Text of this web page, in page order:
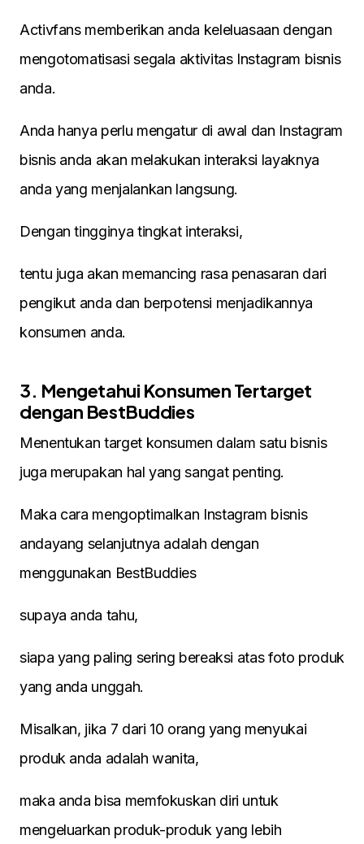
Activfans memberikan anda keleluasaan dengan
mengotomatisasi segala aktivitas Instagram bisnis
anda.
Anda hanya perlu mengatur di awal dan Instagram
bisnis anda akan melakukan interaksi layaknya
anda yang menjalankan langsung.
Dengan tingginya tingkat interaksi,
tentu juga akan memancing rasa penasaran dari
pengikut anda dan berpotensi menjadikannya
konsumen anda.
3. Mengetahui Konsumen Tertarget
dengan BestBuddies
Menentukan target konsumen dalam satu bisnis
juga merupakan hal yang sangat penting.
Maka cara mengoptimalkan Instagram bisnis
andayang selanjutnya adalah dengan
menggunakan BestBuddies
supaya anda tahu,
siapa yang paling sering bereaksi atas foto produk
yang anda unggah.
Misalkan, jika 7 dari 10 orang yang menyukai
produk anda adalah wanita,
maka anda bisa memfokuskan diri untuk
mengeluarkan produk-produk yang lebih